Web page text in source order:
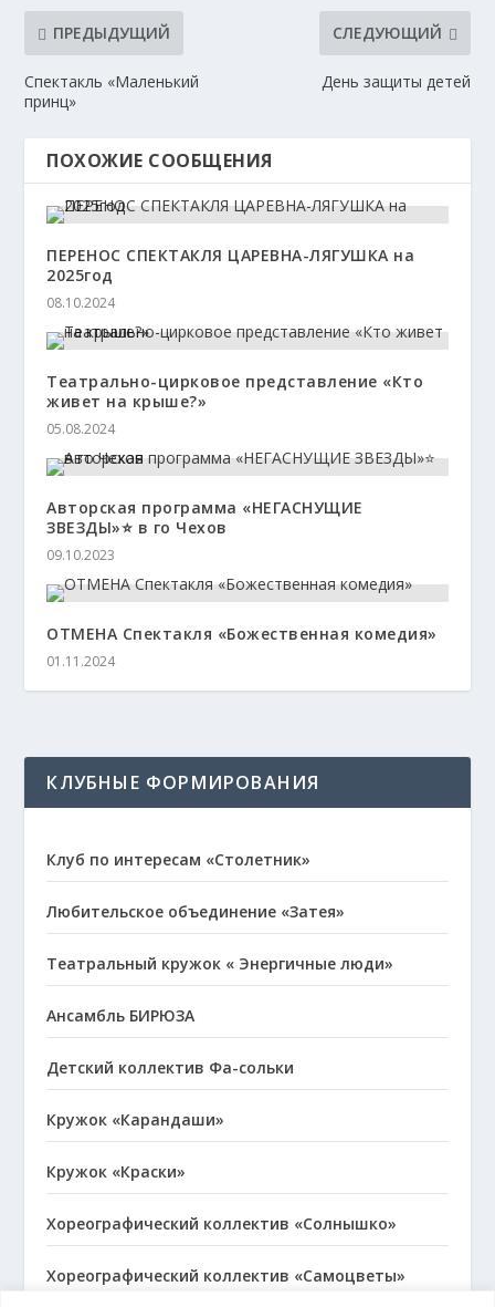
ПРЕДЫДУЩИЙ
Спектакль «Маленький
принц»
СЛЕДУЮЩИЙ
День защиты детей
ПОХОЖИЕ СООБЩЕНИЯ
ПЕРЕНОС СПЕКТАКЛЯ ЦАРЕВНА-ЛЯГУШКА на
2025год
08.10.2024
Театрально-цирковое представление «Кто
живет на крыше?»
05.08.2024
Авторская программа «НЕГАСНУЩИЕ
ЗВЕЗДЫ»⭐️ в го Чехов
09.10.2023
ОТМЕНА Спектакля «Божественная комедия»
01.11.2024
КЛУБНЫЕ ФОРМИРОВАНИЯ
Клуб по интересам «Столетник»
Любительское объединение «Затея»
Театральный кружок « Энергичные люди»
Ансамбль БИРЮЗА
Детский коллектив Фа-сольки
Кружок «Карандаши»
Кружок «Краски»
Хореографический коллектив «Солнышко»
Хореографический коллектив «Самоцветы»